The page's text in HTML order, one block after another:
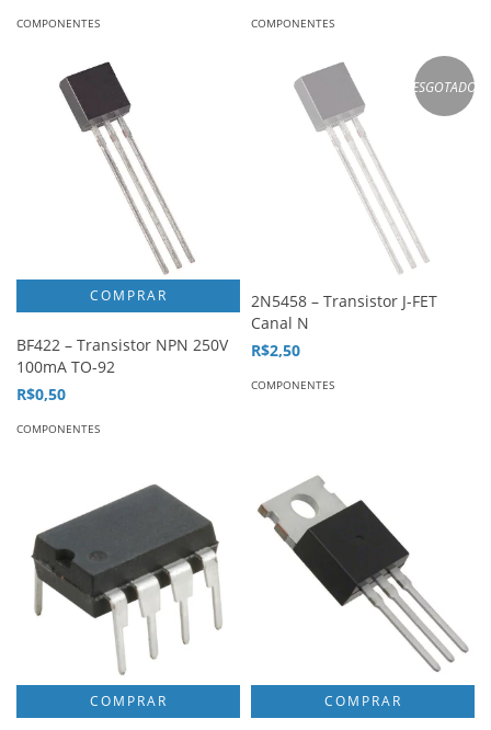
COMPONENTES COMPONENTES
BF422 – Transistor NPN 250V
100mA TO-92
R$0,50
COMPONENTES
ESGOTADO
2N5458 – Transistor J-FET
Canal N
R$2,50
COMPONENTES